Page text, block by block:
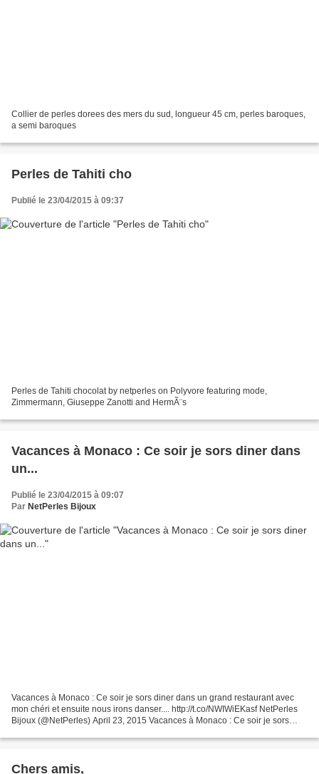
Collier de perles dorees des mers du sud, longueur 45 cm, perles baroques,
a semi baroques
Perles de Tahiti cho
Publié le 23/04/2015 à 09:37
Perles de Tahiti chocolat by netperles on Polyvore featuring mode,
Zimmermann, Giuseppe Zanotti and HermÃ¨s
Vacances à Monaco : Ce soir je sors diner dans
un...
Publié le 23/04/2015 à 09:07
Par NetPerles Bijoux
Vacances à Monaco : Ce soir je sors diner dans un grand restaurant avec
mon chéri et ensuite nous irons danser.... http://t.co/NWIWiEKasf NetPerles
Bijoux (@NetPerles) April 23, 2015 Vacances à Monaco : Ce soir je sors
Chers amis,